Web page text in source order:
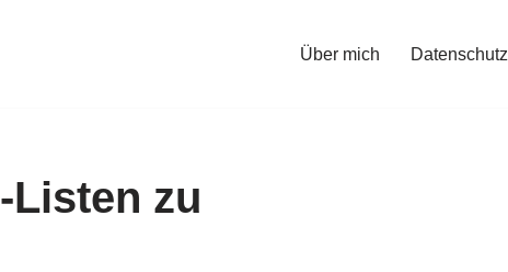
Über mich Datenschutz
Listen zu